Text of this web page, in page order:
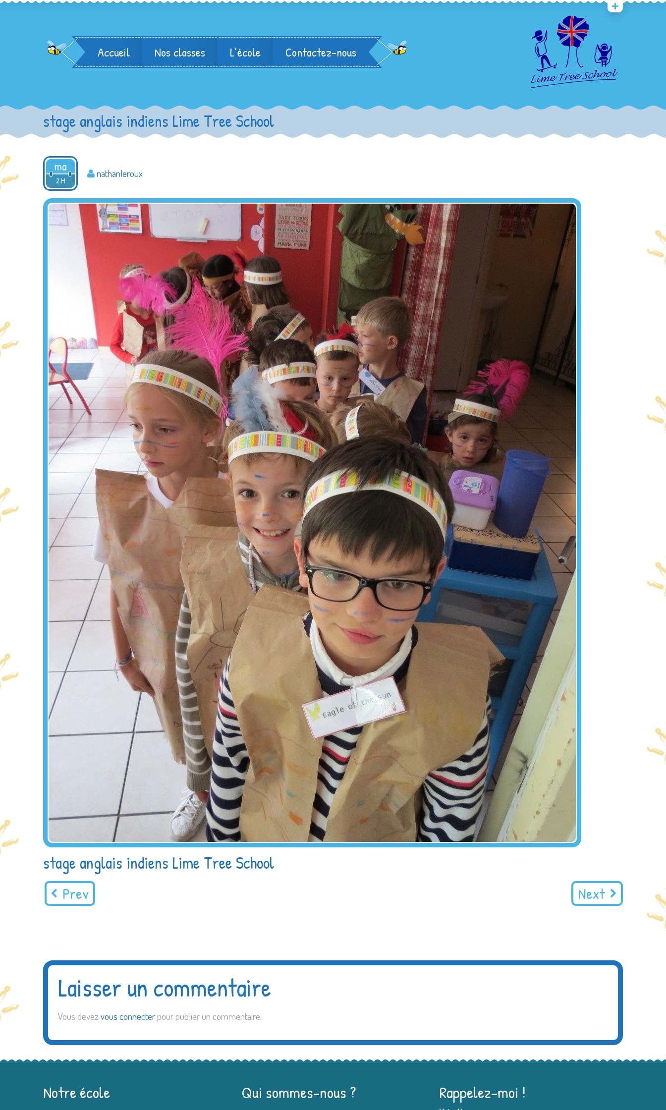
Accueil Nos classes L’école Contactez-nous
stage anglais indiens Lime Tree School
ma
2 M
2016
nathanleroux
stage anglais indiens Lime Tree School
Prev Next
Laisser un commentaire
Vous devez vous connecter pour publier un commentaire.
Notre école Qui sommes-nous ? Rappelez-moi !